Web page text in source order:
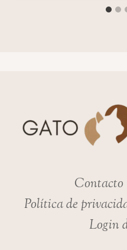
Contacto
Política de
Login